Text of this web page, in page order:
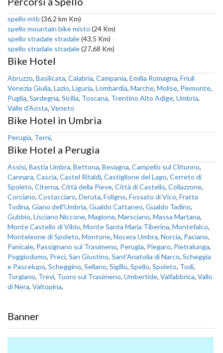
spello mtb (36,2 km Km)
spello mountain bike misto (24 Km)
spello stradale stradale(43,5 Km)
spello stradale stradale(27,68 Km)
Bike Hotel
Abruzzo, Basilicata, Calabria, Campania, Emilia Romagna, Friuli
Venezia Giulia, Lazio, Liguria, Lombardia, Marche, Molise, Piemonte,
Puglia, Sardegna, Sicilia, Toscana, Trentino Alto Adige, Umbria,
Valle d'Aosta, Veneto
Bike Hotel in Umbria
Perugia, Terni,
Bike Hotel a Perugia
Assisi, Bastia Umbra, Bettona, Bevagna, Campello sul Clitunno,
Cannara, Cascia, Castel Ritaldi, Castiglione del Lago, Cerreto di
Spoleto, Citerna, Città della Pieve, Città di Castello, Collazzone,
Corciano, Costacciaro, Deruta, Foligno, Fossato di Vico, Fratta
Todina, Giano dell'Umbria, Gualdo Cattaneo, Gualdo Tadino,
Gubbio, Lisciano Niccone, Magione, Marsciano, Massa Martana,
Monte Castello di Vibio, Monte Santa Maria Tiberina, Montefalco,
Monteleone di Spoleto, Montone, Nocera Umbra, Norcia, Paciano,
Panicale, Passignano sul Trasimeno, Perugia, Piegaro, Pietralunga,
Poggiodomo, Preci, San Giustino, Sant'Anatolia di Narco, Scheggia
e Pascelupo, Scheggino, Sellano, Sigillo, Spello, Spoleto, Todi,
Torgiano, Trevi, Tuoro sul Trasimeno, Umbertide, Valfabbrica, Vallo
di Nera, Valtopina,
Banner